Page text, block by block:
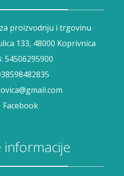
proizvodnju i trgovinu
133, 48000 Koprivnica
54506295900
Facebook
informacije